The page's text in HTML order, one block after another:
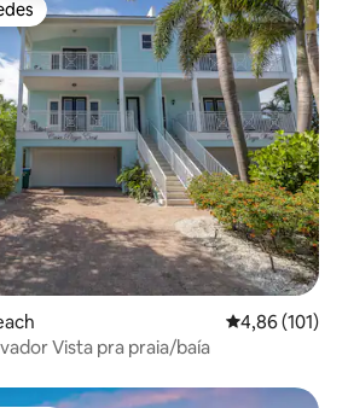
4,86 de uma
4,86 (101)
Piscina Elevador Vista pra praia/baía